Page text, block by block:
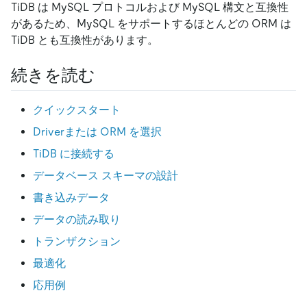
TiDB は MySQL プロトコルおよび MySQL 構文と互換性
があるため、MySQL をサポートするほとんどの ORM は
TiDB とも互換性があります。
続きを読む
クイックスタート
Driverまたは ORM を選択
TiDB に接続する
データベース スキーマの設計
書き込みデータ
データの読み取り
トランザクション
最適化
応用例